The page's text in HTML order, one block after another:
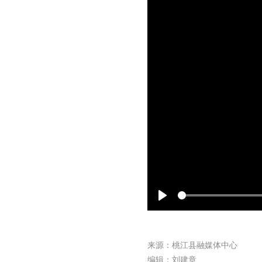
Play
来源：桃江县融媒体中心
编辑：刘建章